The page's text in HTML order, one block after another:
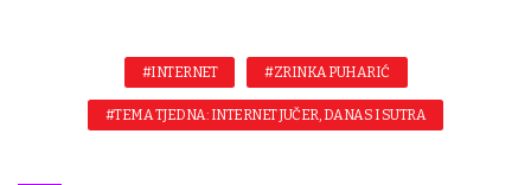
#INTERNET #ZRINKA PUHARIĆ
#TEMA TJEDNA: INTERNET JUČER, DANAS I SUTRA